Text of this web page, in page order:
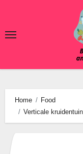
de
Home
Food
Verticale